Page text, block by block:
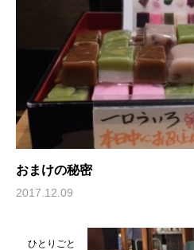
おまけの秘密
2017.12.09
ひとりごと